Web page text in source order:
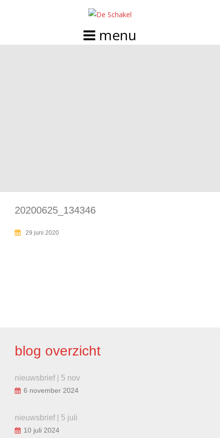
20200625_134346
29 juni 2020
blog overzicht
nieuwsbrief | 5 nov
6 november 2024
nieuwsbrief | 5 juli
10 juli 2024